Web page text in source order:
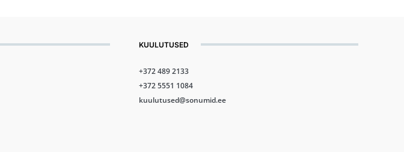
KUULUTUSED
+372 489 2133
+372 5551 1084
kuulutused@sonumid.ee